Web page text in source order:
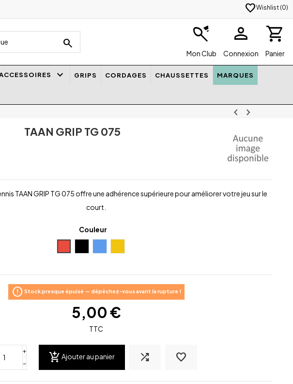
favoriteWishlist (0)
search badminton
Mon Club
person
Connexion
shopping_cart
Panier
keyboard_arrow_down GRIPS CORDAGES CHAUSSETTES MARQUES
chevron_left chevron_right
TAAN GRIP TG 075
TAAN GRIP TG 075 offre une adhérence supérieure pour améliorer votre jeu sur le
court.
Couleur
error Stock presque épuisé — dépêchez-vous avant la rupture !
5,00 €
TTC
+
−
add_shopping_cart Ajouter au panier shuffle favorite_border